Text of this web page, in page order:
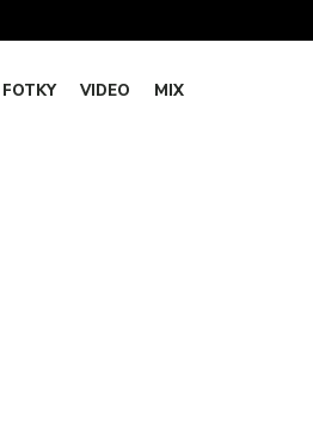
FOTKY VIDEO MIX